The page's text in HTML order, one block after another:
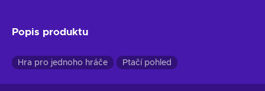
Popis produktu
Hra pro jednoho hráče Ptačí pohled